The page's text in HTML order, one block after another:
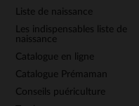
Liste de naissance
Les indispensables liste de
naissance
Catalogue en ligne
Catalogue Prémaman
Conseils puériculture